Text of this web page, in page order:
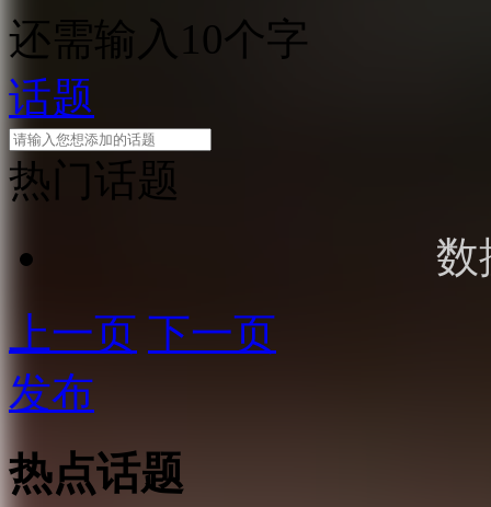
还需输入10个字
话题
热门话题
数
上一页 下一页
发布
热点话题